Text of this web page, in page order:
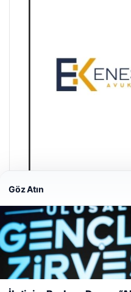
Enes Kaplan Avukatlık
28/04/2026
Web sitemizi nasıl
Göz Atın